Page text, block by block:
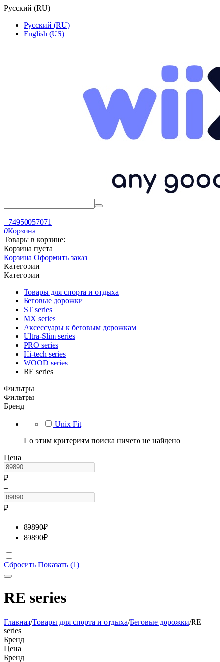
Русский (RU)
Русский (RU)
English (US)
+74950057071
0Корзина
Товары в корзине:
Корзина пуста
Корзина Оформить заказ
Категории
Категории
Товары для спорта и отдыха
Беговые дорожки
ST series
MX series
Аксессуары к беговым дорожкам
Ultra-Slim series
PRO series
Hi-tech series
WOOD series
RE series
Фильтры
Фильтры
Бренд
Unix Fit
По этим критериям поиска ничего не найдено
Цена
₽
–
₽
89890₽
89890₽
Сбросить Показать (1)
RE series
Главная/Товары для спорта и отдыха/Беговые дорожки/RE
series
Бренд
Цена
Бренд